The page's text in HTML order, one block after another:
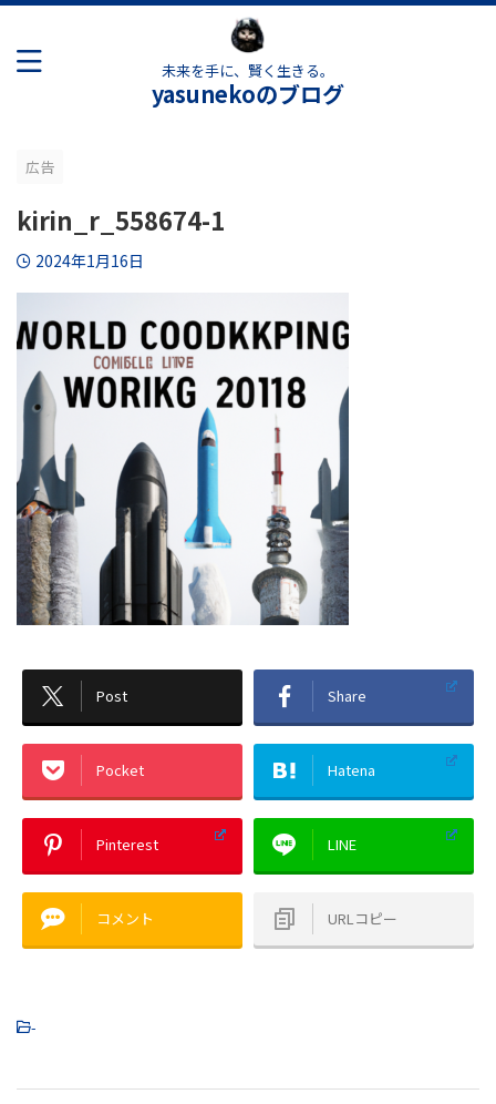
未来を手に、賢く生きる。
yasunekoのブログ
広告
kirin_r_558674-1
2024年1月16日
Post Share
Pocket Hatena
Pinterest LINE
コメント URLコピー
-